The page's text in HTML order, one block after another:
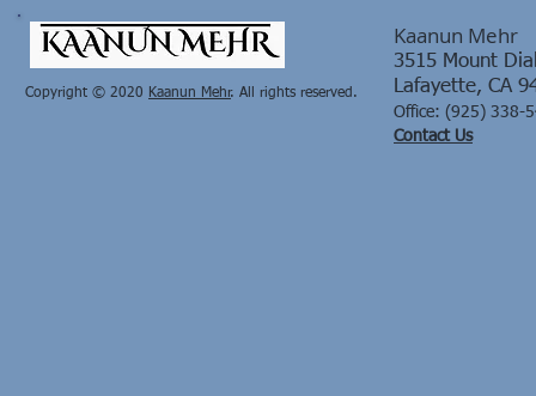
Copyright © 2020 Kaanun Mehr​. All rights reserved.
Kaanun Mehr
3515 Mount
Lafayette, CA
Office: (925) 338-
Contact Us